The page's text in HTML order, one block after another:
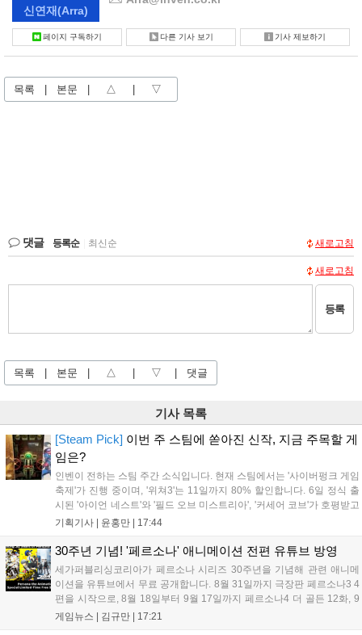
신연재(Arra)
페이지 구독하기 다른 기사 보기 기사 제보하기
목록 본문 △ ▽
댓글 등록순 최신순 새로고침
새로고침
등록
목록 본문 △ ▽ 댓글
기사 목록
[Steam Pick] 이번 주 스팀에 쏟아진 신작, 지금 주목할 게
임은?
인벤이 전하는 스팀 주간 소식입니다. 현재 스팀에서는 '사이버펑크 게임
축제'가 진행 중이며, '위쳐3'는 11일까지 80% 할인합니다. 6일 정식 출
시된 '아이언 네스트'와 '필드 오브 미스트리아', '커세어 코브'가 호평받고
있습니다. 한편, 7일 출시된 '마블 투혼'은 태그 시스템에 대한 호불호가
랜드'는 7년 만의 대규모 업데이트 '라스트 라이츠'와 함께 95% 할인 중
기획기사 | 윤홍만 | 17:44
30주년 기념! '페르소나' 애니메이션 전편 유튜브 방영
세가퍼블리싱코리아가 페르소나 시리즈 30주년을 기념해 관련 애니메
이션을 유튜브에서 무료 공개합니다. 8월 31일까지 극장판 페르소나3 4
편을 시작으로, 8월 18일부터 9월 17일까지 페르소나4 더 골든 12화, 9
월 15일부터 10월 14일까지 페르소나5 시리즈가 순차 공개됩니다. 또한
게임뉴스 | 김규만 | 17:21